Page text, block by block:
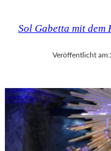
Sol Gabetta mit dem
Veröffentlicht am: